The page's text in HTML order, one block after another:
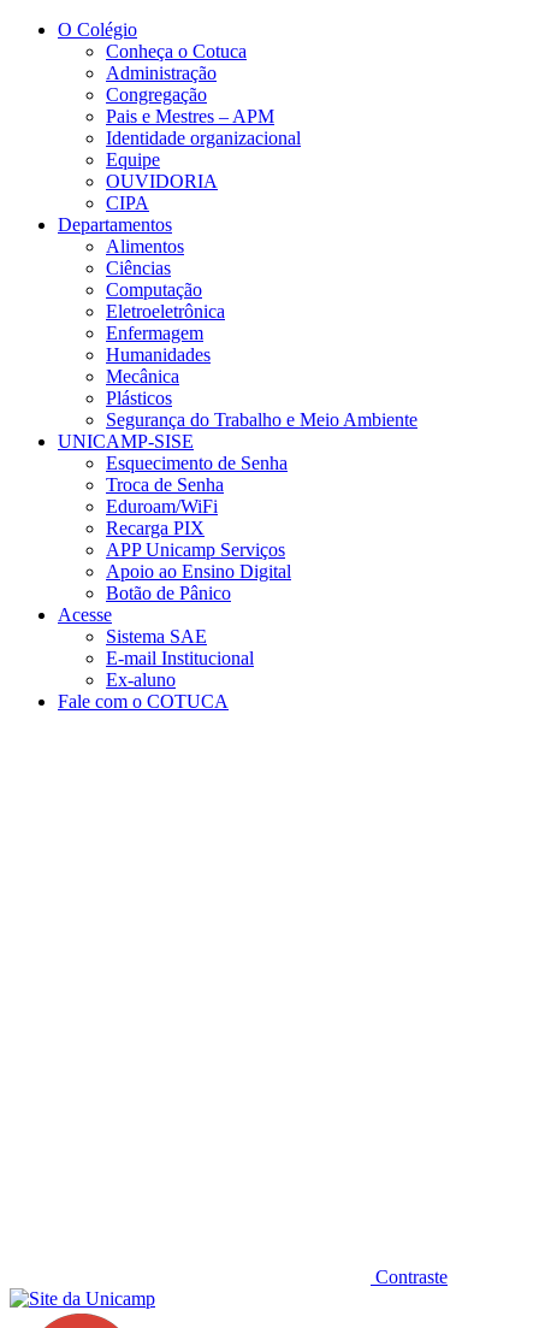
Conteúdo principal
O Colégio
Conheça o Cotuca
Administração
Congregação
Pais e Mestres – APM
Identidade organizacional
Equipe
OUVIDORIA
CIPA
Departamentos
Alimentos
Ciências
Computação
Eletroeletrônica
Enfermagem
Humanidades
Mecânica
Plásticos
Segurança do Trabalho e Meio Ambiente
UNICAMP-SISE
Esquecimento de Senha
Troca de Senha
Eduroam/WiFi
Recarga PIX
APP Unicamp Serviços
Apoio ao Ensino Digital
Botão de Pânico
Acesse
Sistema SAE
E-mail Institucional
Ex-aluno
Fale com o COTUCA
Contraste